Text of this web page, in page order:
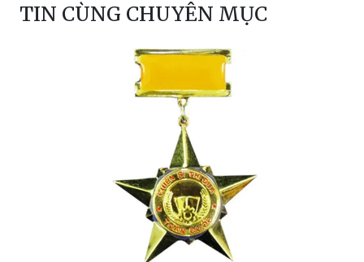
TIN CÙNG CHUYÊN MỤC